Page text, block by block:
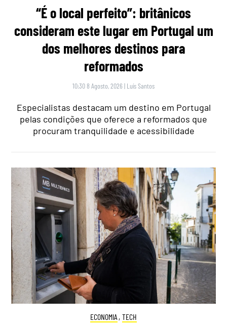
“É o local perfeito”: britânicos
consideram este lugar em Portugal um
dos melhores destinos para
reformados
10:30 8 Agosto, 2026 | Luís Santos
Especialistas destacam um destino em Portugal
pelas condições que oferece a reformados que
procuram tranquilidade e acessibilidade
ECONOMIA , TECH